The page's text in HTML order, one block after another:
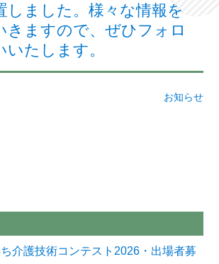
しました。様々な情報を
きますので、ぜひフォロ
いたします。
お知らせ
ち介護技術コンテスト2026・出場者募